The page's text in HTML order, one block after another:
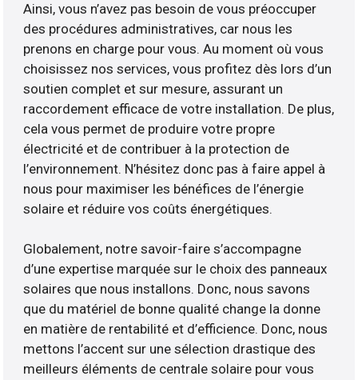
Ainsi, vous n’avez pas besoin de vous préoccuper
des procédures administratives, car nous les
prenons en charge pour vous. Au moment où vous
choisissez nos services, vous profitez dès lors d’un
soutien complet et sur mesure, assurant un
raccordement efficace de votre installation. De plus,
cela vous permet de produire votre propre
électricité et de contribuer à la protection de
l’environnement. N’hésitez donc pas à faire appel à
nous pour maximiser les bénéfices de l’énergie
solaire et réduire vos coûts énergétiques.
Globalement, notre savoir-faire s’accompagne
d’une expertise marquée sur le choix des panneaux
solaires que nous installons. Donc, nous savons
que du matériel de bonne qualité change la donne
en matière de rentabilité et d’efficience. Donc, nous
mettons l’accent sur une sélection drastique des
meilleurs éléments de centrale solaire pour vous